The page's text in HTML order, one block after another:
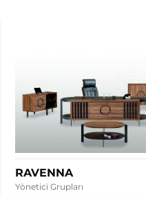
RAVENNA
Yönetici Grupları